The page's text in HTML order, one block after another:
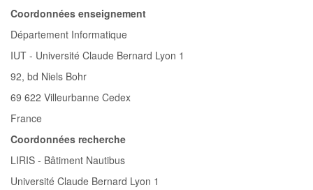
Coordonnées enseignement
Département Informatique
IUT - Université Claude Bernard Lyon 1
92, bd Niels Bohr
69 622 Villeurbanne Cedex
France
Coordonnées recherche
LIRIS - Bâtiment Nautibus
Université Claude Bernard Lyon 1